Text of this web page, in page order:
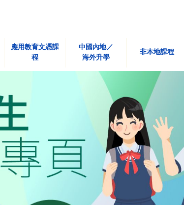
應用教育文憑課
程
中國內地／
海外升學
非本地課程